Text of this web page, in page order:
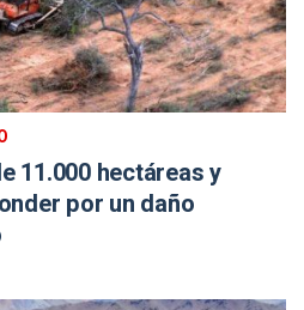
11.000 hectáreas y
por un daño